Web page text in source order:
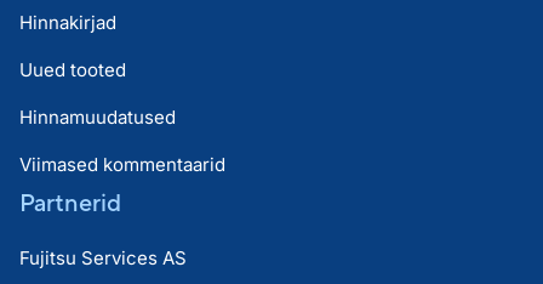
Hinnakirjad
Uued tooted
Hinnamuudatused
Viimased kommentaarid
Partnerid
Fujitsu Services AS